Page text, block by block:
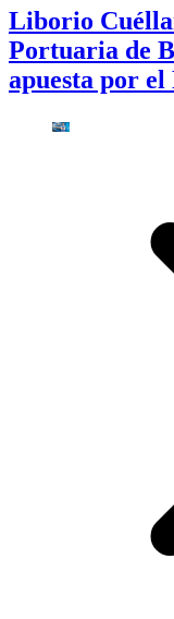
Liborio
Portuaria de
apuesta por